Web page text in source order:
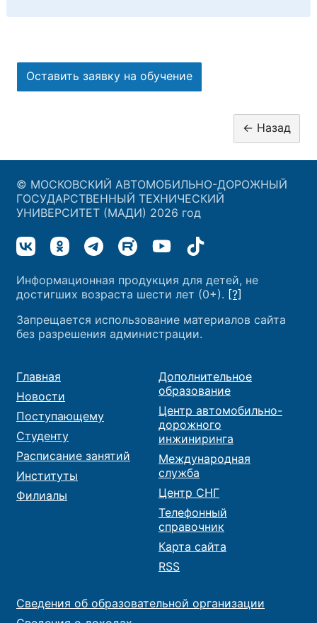
Оставить заявку на обучение
© МОСКОВСКИЙ АВТОМОБИЛЬНО-ДОРОЖНЫЙ
ГОСУДАРСТВЕННЫЙ ТЕХНИЧЕСКИЙ
УНИВЕРСИТЕТ (МАДИ) 2026 год
Информационная продукция для детей, не
достигших возраста шести лет (0+). [?]
Запрещается использование материалов сайта
без разрешения администрации.
Главная
Новости
Поступающему
Студенту
Расписание занятий
Институты
Филиалы
Дополнительное
образование
Центр автомобильно-
дорожного
инжиниринга
Международная
служба
Центр СНГ
Телефонный
справочник
Карта сайта
RSS
Сведения об образовательной организации